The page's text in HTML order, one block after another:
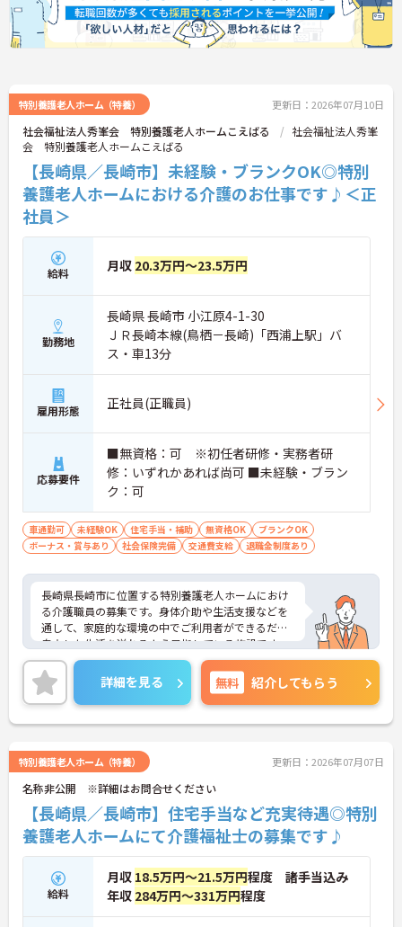
特別養護老人ホーム（特養） 更新日：2026年07月10日
社会福祉法人秀峯会 特別養護老人ホームこえばる
社会福祉法人秀峯
会 特別養護老人ホームこえばる
【長崎県／長崎市】未経験・ブランクOK◎特別
養護老人ホームにおける介護のお仕事です♪＜正
社員＞
給料 月収 20.3万円～23.5万円
勤務地
長崎県 長崎市 小江原4-1-30
ＪＲ長崎本線(鳥栖－長崎)「西浦上駅」バ
ス・車13分
雇用形態 正社員(正職員)
応募要件
■無資格：可 ※初任者研修・実務者研
修：いずれかあれば尚可 ■未経験・ブラン
ク：可
車通勤可 未経験OK 住宅手当・補助 無資格OK
ブランクOK
ボーナス・賞与あり
社会保険完備 交通費支給 退職金制度あり
長崎県長崎市に位置する特別養護老人ホームにおけ
る介護職員の募集です。身体介助や生活支援などを
通して、家庭的な環境の中でご利用者ができるだけ
自立した生活を送れるよう目指している施設です。
未経験の方やブランクがある方も歓迎です。新しく
介護業務をスタートさせたい方にもおすすめの求人
です。
ご興味のある方には、面接対策ポイントなど、さら
に詳細をご案内しますのでお気軽にご相談くださ
詳細を見る 無料 紹介してもらう
特別養護老人ホーム（特養） 更新日：2026年07月07日
名称非公開 ※詳細はお問合せください
【長崎県／長崎市】住宅手当など充実待遇◎特別
養護老人ホームにて介護福祉士の募集です♪
給料
月収 18.5万円～21.5万円程度 諸手当込み
年収 284万円～331万円程度